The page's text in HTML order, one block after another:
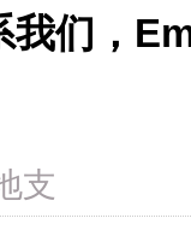
我们，
支